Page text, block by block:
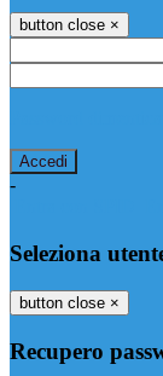
button close ×
-
Seleziona
button close ×
Recupero